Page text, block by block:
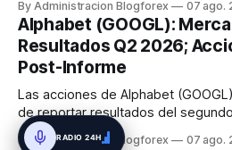
54,036.93 y el Nasdaq Composite
El impulso provino de un informe
inesperadamente ...
By Administracion Blogforex 07 ago.
Alphabet (GOOGL):
Resultados Q2 2026;
Post-Informe
Las acciones de Alphabet
de reportar resultados del
pesar de superar las expectativas
By Administracion Blogforex 07 ago.
RADIO 24H